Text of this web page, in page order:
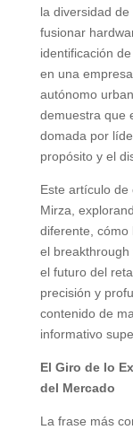
la diversidad
fusionar
identificación
en una
autónomo
demuestra que
domada por
propósito y el
Este artículo de
Mirza,
diferente, cómo
el breakthrough
el futuro del
precisión y
contenido de
informativo
El Giro de lo
del Mercado
La frase más